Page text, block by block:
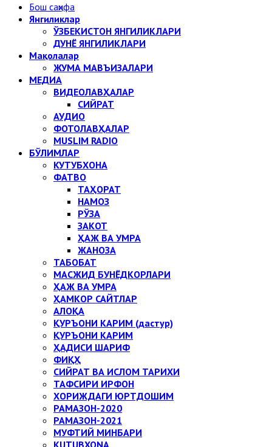
Бош саҳифа
Янгиликлар
ЎЗБЕКИСТОН ЯНГИЛИКЛАРИ
ДУНЁ ЯНГИЛИКЛАРИ
Мақолалар
ЖУМА МАВЪИЗАЛАРИ
МЕДИА
ВИДЕОЛАВҲАЛАР
СИЙРАТ
АУДИО
ФОТОЛАВҲАЛАР
MUSLIM RADIO
БЎЛИМЛАР
КУТУБХОНА
ФАТВО
ТАҲОРАТ
НАМОЗ
РЎЗА
ЗАКОТ
ҲАЖ ВА УМРА
ЖАНОЗА
ТАБОБАТ
МАСЖИД БУНЁДКОРЛАРИ
ҲАЖ ВА УМРА
ҲАМКОР САЙТЛАР
АЛОҚА
ҚУРЪОНИ КАРИМ (дастур)
ҚУРЪОНИ КАРИМ
ҲАДИСИ ШАРИФ
ФИҚҲ
СИЙРАТ ВА ИСЛОМ ТАРИХИ
ТАФСИРИ ИРФОН
ХОРИЖДАГИ ЮРТДОШИМ
РАМАЗОН-2020
РАМАЗОН-2021
МУФТИЙ МИНБАРИ
KUTUBXONA